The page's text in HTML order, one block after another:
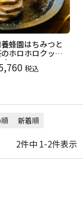
養蜂園はちみつと
ホロホロクッキ
ット
税込
新着順
2件中 1-2件表示